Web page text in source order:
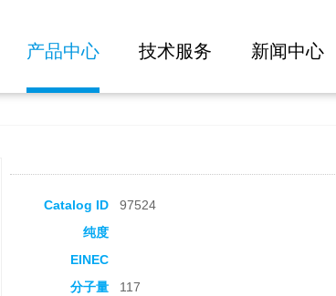
产品中心 技术服务 新闻中心
Catalog ID 97524
纯度
EINEC
分子量
117